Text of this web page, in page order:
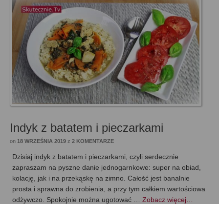
Indyk z batatem i pieczarkami
on 18 WRZEŚNIA 2019 z 2 KOMENTARZE
Dzisiaj indyk z batatem i pieczarkami, czyli serdecznie
zapraszam na pyszne danie jednogarnkowe: super na obiad,
kolację, jak i na przekąskę na zimno. Całość jest banalnie
prosta i sprawna do zrobienia, a przy tym całkiem wartościowa
odżywczo. Spokojnie można ugotować … Zobacz więcej…